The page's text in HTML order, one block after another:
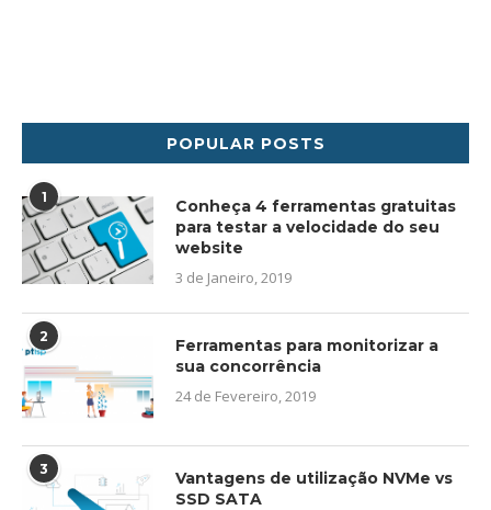
POPULAR POSTS
1
Conheça 4 ferramentas gratuitas
para testar a velocidade do seu
website
3 de Janeiro, 2019
2
Ferramentas para monitorizar a
sua concorrência
24 de Fevereiro, 2019
3
Vantagens de utilização NVMe vs
SSD SATA